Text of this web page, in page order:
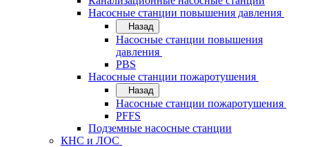
Насосные станции повышения давления
Назад
Насосные станции повышения
давления
PBS
Насосные станции пожаротушения
Назад
Насосные станции пожаротушения
PFFS
Подземные насосные станции
КНС и ЛОС